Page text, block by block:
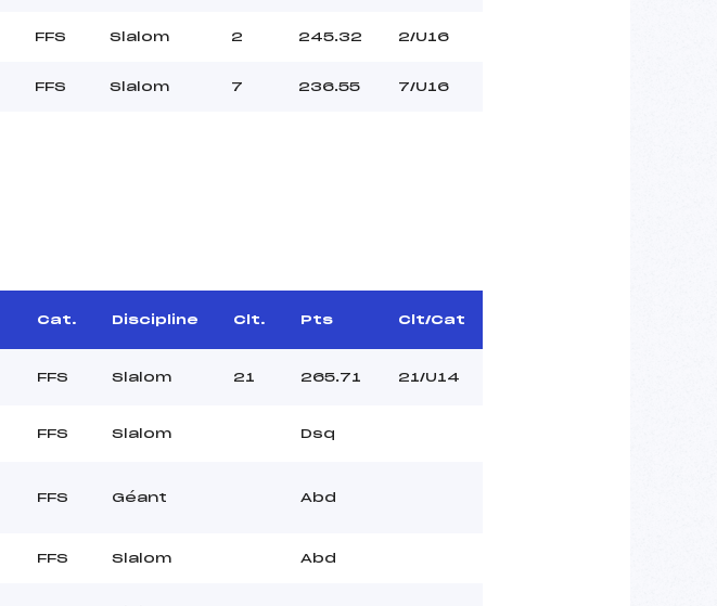
FFS Slalom 2 245.32 2/U16
FFS Slalom 7 236.55 7/U16
Cat. Discipline Clt. Pts Clt/Cat
FFS Slalom 21 265.71 21/U14
FFS Slalom Dsq
FFS Géant Abd
FFS Slalom Abd